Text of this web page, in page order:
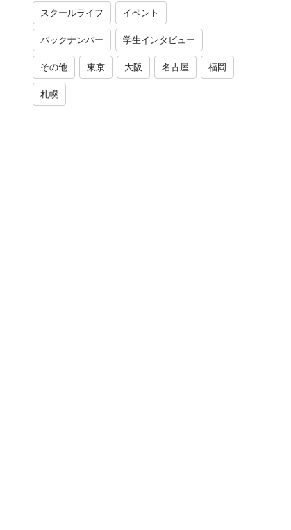
スクールライフ イベント
バックナンバー 学生インタビュー
その他 東京 大阪 名古屋 福岡
札幌